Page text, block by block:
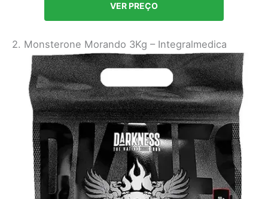
VER PREÇO
2. Monsterone Morando 3Kg – Integralmedica